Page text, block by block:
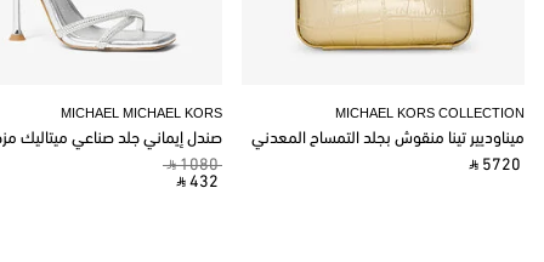
MICHAEL MICHAEL KORS
صندل إيماني جلد صناعي ميتاليك
‎ ⃁ 1080 ‎
‎ ⃁ 432 ‎
MICHAEL KORS COLLECTION
ميناوديير تينا منقوش بجلد التمساح المعدني
‎ ⃁ 5720 ‎